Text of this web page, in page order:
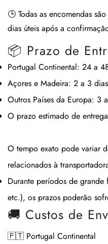
🕒 Todas as encomendas
dias úteis após a
📦 Prazo de
Portugal Continental: 24 a
Açores e Madeira: 2 a 3
Outros Países da Europa: 3
O prazo estimado de
O tempo exato pode variar
relacionados à
Durante períodos de
etc.), os prazos poderão
🚚 Custos de
🇵🇹 Portugal Continental